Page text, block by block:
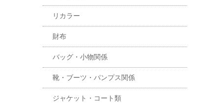
リカラー
財布
バッグ・小物関係
靴・ブーツ・パンプス関係
ジャケット・コート類